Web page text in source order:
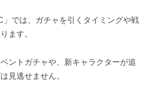
」では、ガチャを引くタイミングや戦
ます。
ントガチャや、新キャラクターが追
見逃せません。